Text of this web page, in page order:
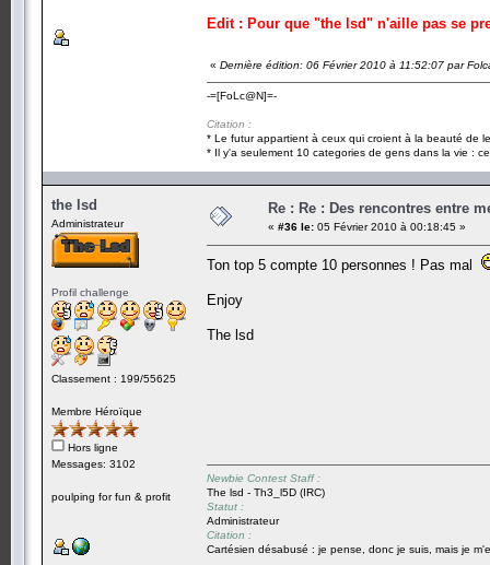
Edit : Pour que "the lsd" n'aille pas se
« Dernière édition: 06 Février 2010 à 11:52:07 par
-=[FoLc@N]=-
Citation :
* Le futur appartient à ceux qui croient à la beauté de
* Il y'a seulement 10 categories de gens dans la vie :
the lsd
Administrateur
Profil challenge
Classement : 199/55625
Membre Héroïque
Hors ligne
Messages: 3102
poulping for fun & profit
Re : Re : Des rencontres entre
« #36 le: 05 Février 2010 à 00:18:45 »
Ton top 5 compte 10 personnes ! Pas mal
Enjoy
The lsd
Newbie Contest Staff :
The lsd - Th3_l5D (IRC)
Statut :
Administrateur
Citation :
Cartésien désabusé : je pense, donc je suis, mais je